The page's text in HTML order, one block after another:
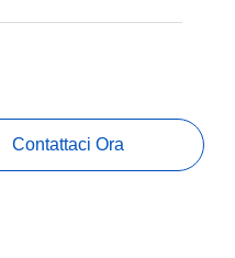
Contattaci Ora